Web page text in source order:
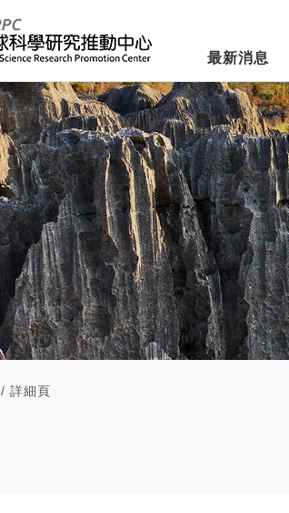
最新消息
/ 詳細頁